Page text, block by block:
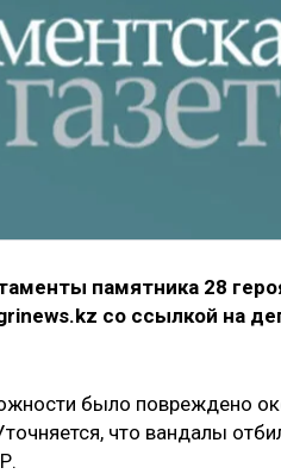
памятника 28
со ссылкой на
было повреждено
что вандалы